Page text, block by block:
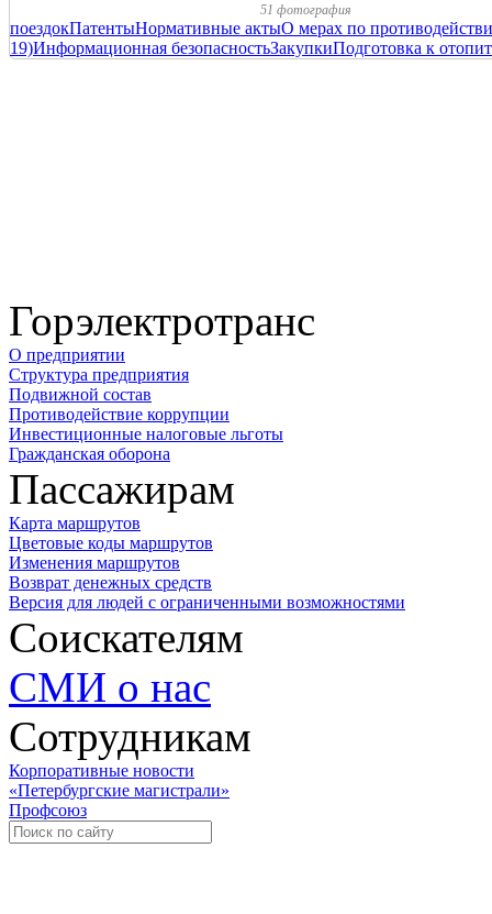
51 фотография
поездокПатентыНормативные актыО мерах по
19)Информационная безопасностьЗакупкиПодготовка к
Горэлектротранс
О предприятии
Структура предприятия
Подвижной состав
Противодействие коррупции
Инвестиционные налоговые льготы
Гражданская оборона
Пассажирам
Карта маршрутов
Цветовые коды маршрутов
Изменения маршрутов
Возврат денежных средств
Версия для людей с ограниченными возможностями
Соискателям
СМИ о нас
Сотрудникам
Корпоративные новости
«Петербургские магистрали»
Профсоюз